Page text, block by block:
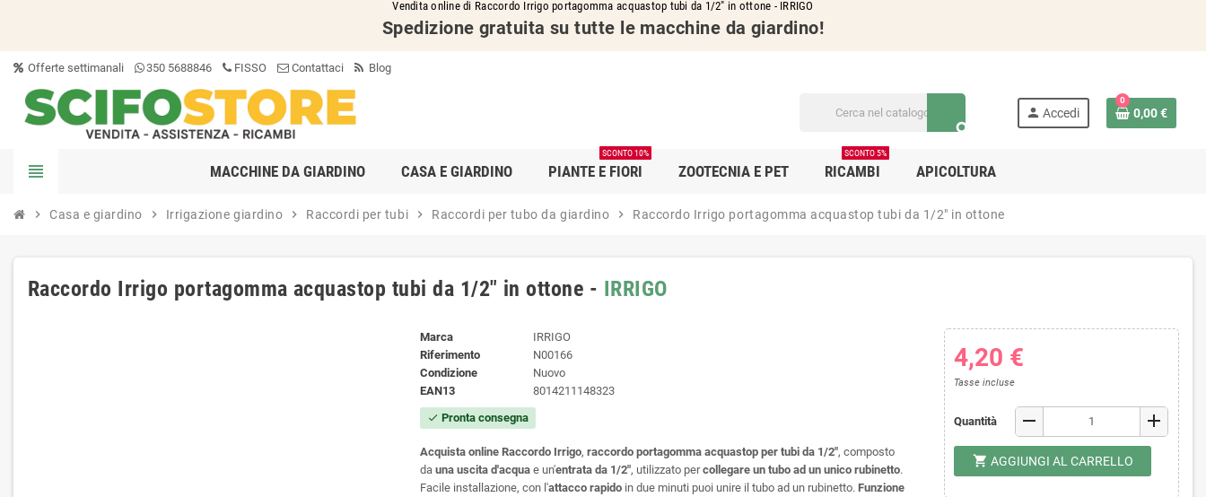
Vendita online di Raccordo Irrigo portagomma acquastop tubi da 1/2" in ottone - IRRIGO
Spedizione gratuita su tutte le macchine da giardino!
Offerte settimanali 350 5688846 FISSO Contattaci Blog
search
person Accedi
0
0,00 €
view_headline MACCHINE DA GIARDINO CASA E GIARDINO PIANTE E FIORI
SCONTO 10%
ZOOTECNIA E PET RICAMBI
SCONTO 5%
APICOLTURA
chevron_right Casa e giardino chevron_right Irrigazione giardino chevron_right Raccordi per tubi chevron_right Raccordi per tubo da giardino chevron_right Raccordo Irrigo portagomma acquastop tubi da 1/2" in ottone
Raccordo Irrigo portagomma acquastop tubi da 1/2" in ottone - IRRIGO
Marca
IRRIGO
Riferimento
N00166
Condizione
Nuovo
EAN13
8014211148323
check Pronta consegna
Acquista online Raccordo Irrigo, raccordo portagomma acquastop per tubi da 1/2", composto
da una uscita d'acqua e un'entrata da 1/2", utilizzato percollegare un tubo ad un unico rubinetto.
Facile installazione, con l'attacco rapido in due minuti puoi unire il tubo ad un rubinetto. Funzione
4,20 €
Tasse incluse
Quantità remove add
shopping_cart AGGIUNGI AL CARRELLO